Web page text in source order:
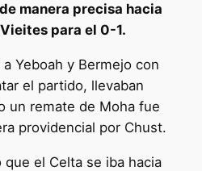
manera precisa hacia
para el 0-1.
Yeboah y Bermejo con
el partido, llevaban
un remate de Moha fue
providencial por Chust.
el Celta se iba hacia